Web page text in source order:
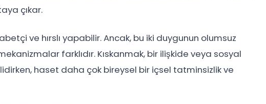
çıkar.
ve hırslı yapabilir. Ancak, bu iki duygunun olumsuz
farklıdır. Kıskanmak, bir ilişkide veya sosyal
haset daha çok bireysel bir içsel tatminsizlik ve